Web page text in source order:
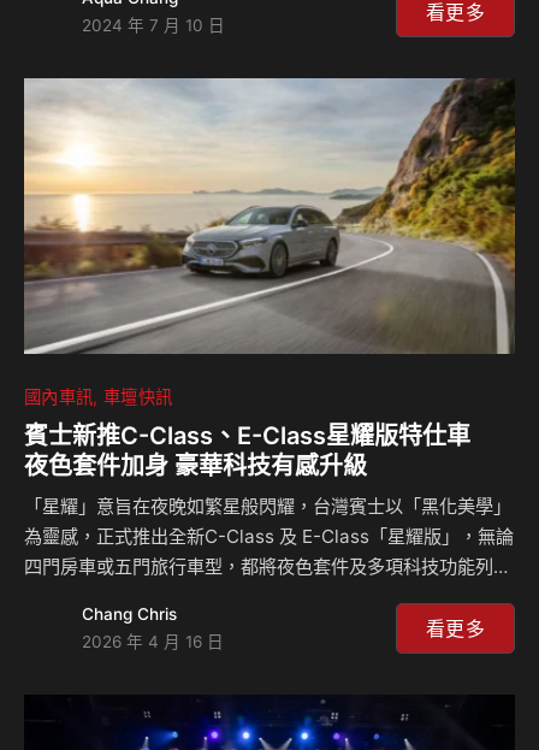
免費升級搭載1080P高畫質影像鏡頭的360°環景影像系統！
在駕駛過程中擁有更全面的視野，輕鬆掌握周遭環境，安全無
金，本月試駕Ford全車系還享週週抽最新iPad Pro，一兼二顧
揪伙馬上行動！。 國產中型車消費者最嚮往的配備，非360°
環景影像系統莫屬！Focus 憑藉著豐富配備、優異的駕馭樂趣
與安全性等產…
2024 年 7 月 10 日
看更多
國內車訊 車壇快訊
賓士新推C-Class、E-Class星耀版特仕車
夜色套件加身 豪華科技有感升級
「星耀」意旨在夜晚如繁星般閃耀，台灣賓士以「黑化美學」
為靈感，正式推出全新C-Class 及 E-Class「星耀版」，無論
四門房車或五門旅行車型，都將夜色套件及多項科技功能列為
張力翻新，更深度整合深受車主好評的操控黑科技與豪華數位
科技，展現出同級距中無可撼動的產品競爭力。Mercedes-
一段融合動感美學與極致尊榮的三芒星專屬旅程。 C-Class
Chang Chris
2026 年 4 月 16 日
看更多